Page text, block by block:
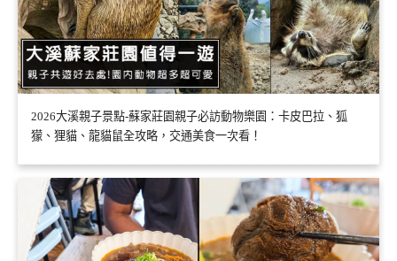
2026大溪親子景點-蘇家莊園親子必訪動物樂園：卡皮巴拉、狐
獴、狸貓、龍貓鼠全攻略，交通美食一次看！